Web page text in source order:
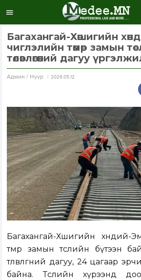
Багахангай-Хөшигийн
чиглэлийн төмөр замын
төлөвлөгөөний дагуу
Aдмин / Нүүр 2026.05.12
Багахангай-Хөшигийн хөндий-
төмөр замын төслийн бүтээн
төлөвлөгөөний дагуу, 24 цагаар
байна. Төслийн хүрээнд